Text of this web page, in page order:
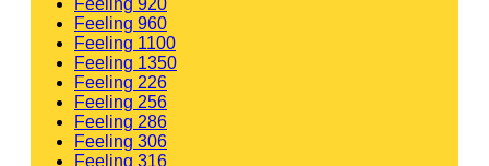
Feeling 920
Feeling 960
Feeling 1100
Feeling 1350
Feeling 226
Feeling 256
Feeling 286
Feeling 306
Feeling 316